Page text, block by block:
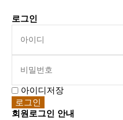
로그인
아이디저장
회원로그인 안내